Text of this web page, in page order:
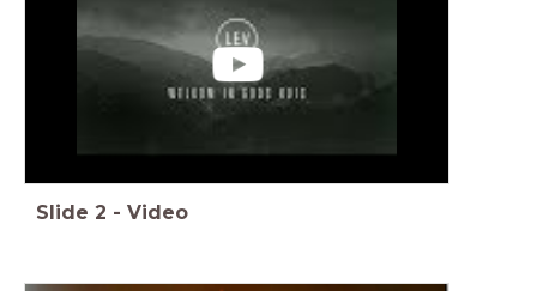
Slide 2 - Video